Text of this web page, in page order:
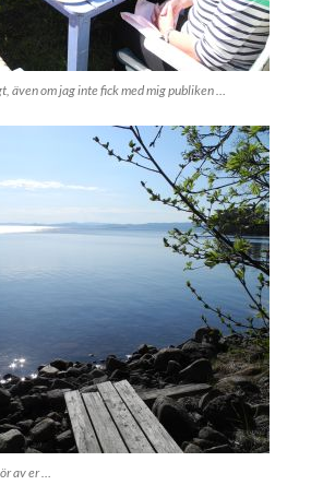
även om jag inte fick med mig publiken …
av er …